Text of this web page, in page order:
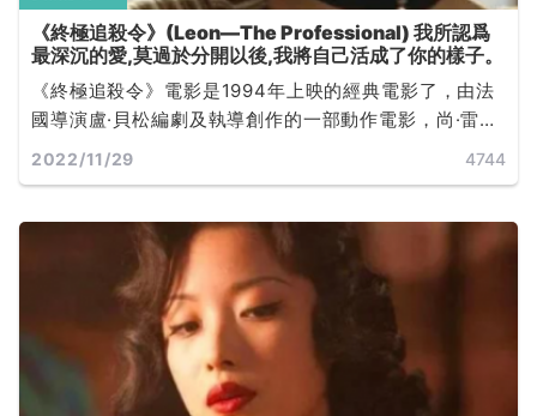
《終極追殺令》(Leon—The Professional) 我所認爲
最深沉的愛,莫過於分開以後,我將自己活成了你的樣子。
《終極追殺令》電影是1994年上映的經典電影了，由法
國導演盧·貝松編劇及執導創作的一部動作電影，尚·雷諾
及娜塔麗·波曼主演，該片獲 1994 年凱撒獎 7 項提名，
2022/11/29 4744